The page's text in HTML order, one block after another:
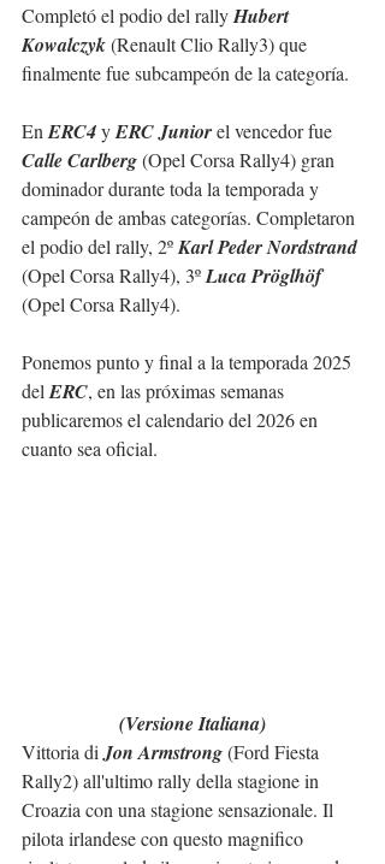
Completó el podio del rally Hubert
Kowalczyk (Renault Clio Rally3) que
finalmente fue subcampeón de la categoría.
En ERC4 y ERC Junior el vencedor fue
Calle Carlberg (Opel Corsa Rally4) gran
dominador durante toda la temporada y
campeón de ambas categorías. Completaron
el podio del rally, 2º Karl Peder Nordstrand
(Opel Corsa Rally4), 3º Luca Pröglhöf
(Opel Corsa Rally4).
Ponemos punto y final a la temporada 2025
del ERC, en las próximas semanas
publicaremos el calendario del 2026 en
cuanto sea oficial.
(Versione Italiana)
Vittoria di Jon Armstrong (Ford Fiesta
Rally2) all'ultimo rally della stagione in
Croazia con una stagione sensazionale. Il
pilota irlandese con questo magnifico